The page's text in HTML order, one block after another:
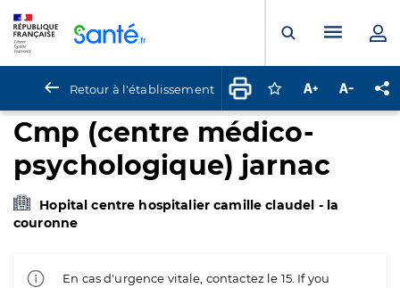
Ouvrir laMenu
Retour à l'établissement Connectez-vous
Augmenter la
Cmp (centre médico-
psychologique) jarnac
Hopital centre hospitalier camille claudel - la
couronne
En cas d'urgence vitale, contactez le 15. If you